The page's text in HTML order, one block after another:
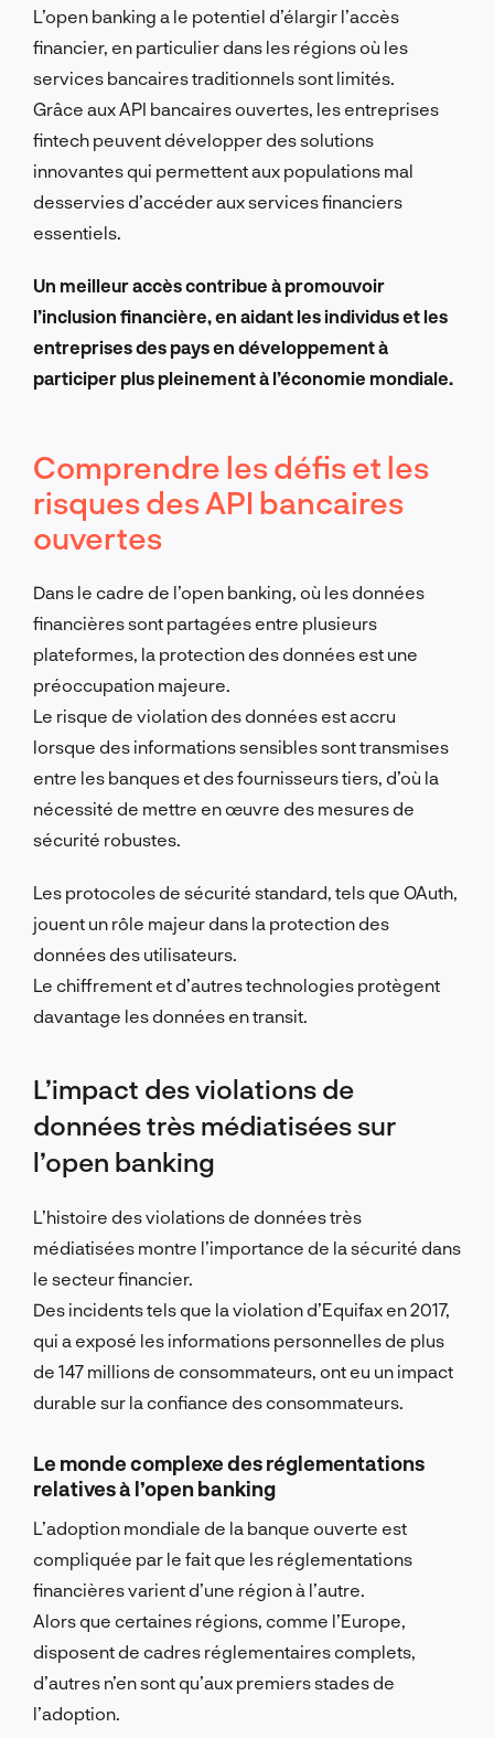
L’open banking a le potentiel d’élargir l’accès
financier, en particulier dans les régions où les
services bancaires traditionnels sont limités.
Grâce aux API bancaires ouvertes, les entreprises
fintech peuvent développer des solutions
innovantes qui permettent aux populations mal
desservies d’accéder aux services financiers
essentiels.
Un meilleur accès contribue à promouvoir
l’inclusion financière, en aidant les individus et les
entreprises des pays en développement à
participer plus pleinement à l’économie mondiale.
Comprendre les défis et les
risques des API bancaires
ouvertes
Dans le cadre de l’open banking, où les données
financières sont partagées entre plusieurs
plateformes, la protection des données est une
préoccupation majeure.
Le risque de violation des données est accru
lorsque des informations sensibles sont transmises
entre les banques et des fournisseurs tiers, d’où la
nécessité de mettre en œuvre des mesures de
sécurité robustes.
Les protocoles de sécurité standard, tels que OAuth,
jouent un rôle majeur dans la protection des
données des utilisateurs.
Le chiffrement et d’autres technologies protègent
davantage les données en transit.
L’impact des violations de
données très médiatisées sur
l’open banking
L’histoire des violations de données très
médiatisées montre l’importance de la sécurité dans
le secteur financier.
Des incidents tels que la violation d’Equifax en 2017,
qui a exposé les informations personnelles de plus
de 147 millions de consommateurs, ont eu un impact
durable sur la confiance des consommateurs.
Le monde complexe des réglementations
relatives à l’open banking
L’adoption mondiale de la banque ouverte est
compliquée par le fait que les réglementations
financières varient d’une région à l’autre.
Alors que certaines régions, comme l’Europe,
disposent de cadres réglementaires complets,
d’autres n’en sont qu’aux premiers stades de
l’adoption.